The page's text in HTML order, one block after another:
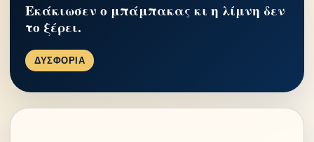
Εκάκιωσεν ο μπάμπακας κι η λίμνη δεν
το ξέρει.
ΔΥΣΦΟΡΙΑ